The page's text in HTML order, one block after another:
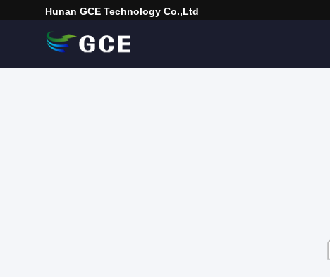
Hunan GCE Technology Co.,Ltd